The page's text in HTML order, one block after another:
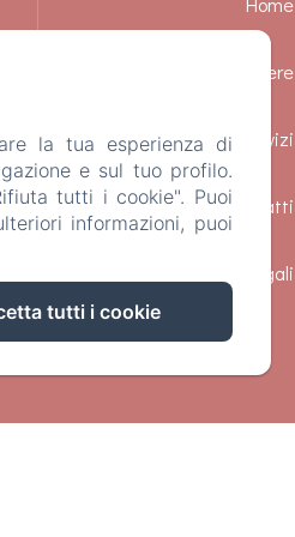
Camere
Servizi
Contatti
Informazioni legali
la tua esperienza di
e sul tuo profilo.
tutti i cookie". Puoi
informazioni, puoi
tutti i cookie